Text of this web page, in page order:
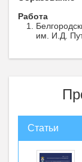
Работа
им. И.Д.
Статьи